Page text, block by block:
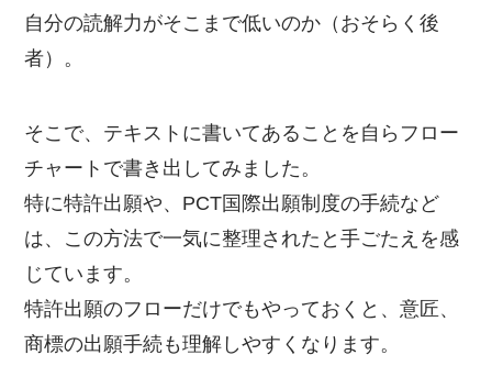
自分の読解力がそこまで低いのか（おそらく後
者）。
そこで、テキストに書いてあることを自らフロー
チャートで書き出してみました。
特に特許出願や、PCT国際出願制度の手続など
は、この方法で一気に整理されたと手ごたえを感
じています。
特許出願のフローだけでもやっておくと、意匠、
商標の出願手続も理解しやすくなります。